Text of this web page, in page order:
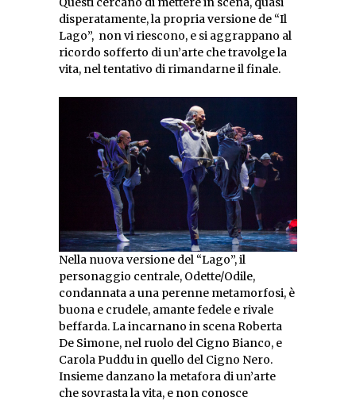
disperatamente, la propria versione de “Il
Lago”, non vi riescono, e si aggrappano al
ricordo sofferto di un’arte che travolge la
vita, nel tentativo di rimandarne il finale.
Nella nuova versione del “Lago”, il
personaggio centrale, Odette/Odile,
condannata a una perenne metamorfosi, è
buona e crudele, amante fedele e rivale
beffarda. La incarnano in scena Roberta
De Simone, nel ruolo del Cigno Bianco, e
Carola Puddu in quello del Cigno Nero.
Insieme danzano la metafora di un’arte
che sovrasta la vita, e non conosce